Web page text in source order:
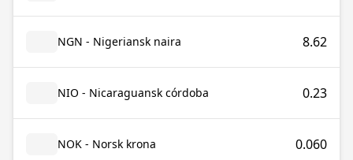
NGN - Nigeriansk naira 8.62
NIO - Nicaraguansk córdoba 0.23
NOK - Norsk krona 0.060